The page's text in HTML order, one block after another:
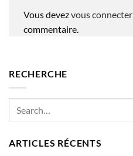
Vous devezvous connecter
commentaire.
RECHERCHE
ARTICLES RÉCENTS